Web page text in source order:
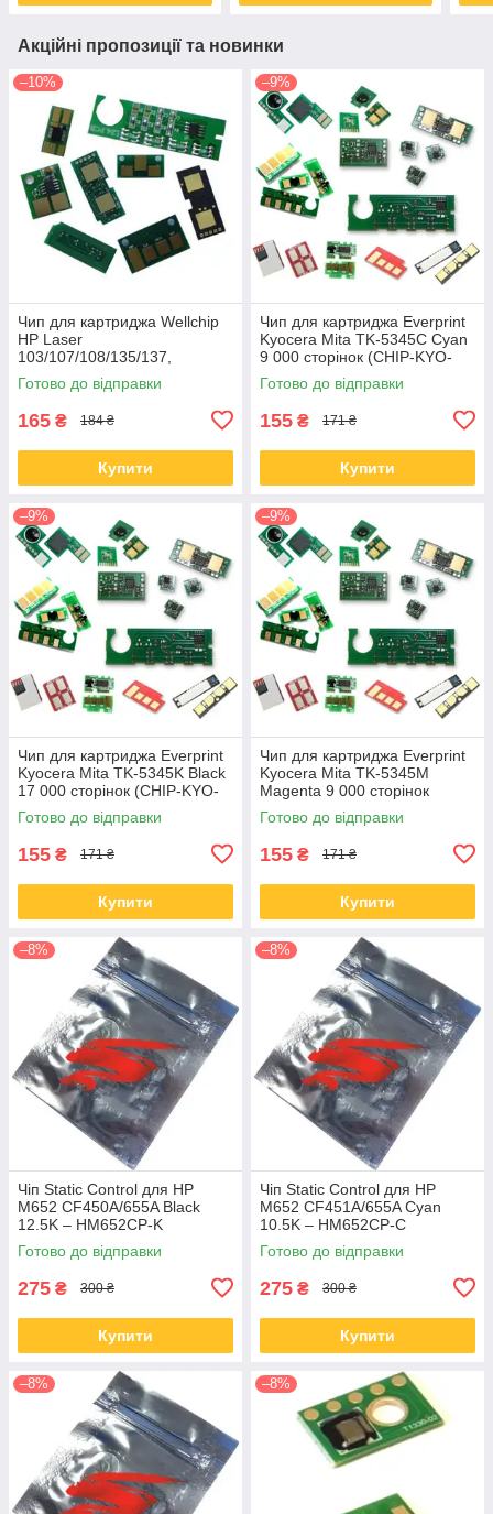
Акційні пропозиції та новинки
–10%
Чип для картриджа Wellchip
HP Laser
103/107/108/135/137,
W1106A, 1K (CHW1106A)
Готово до відправки
165 ₴ 184 ₴
Купити
–9%
Чип для картриджа Everprint
Kyocera Mita TK-5345C Cyan
9 000 сторінок (CHIP-KYO-
TK-5345C)
Готово до відправки
155 ₴ 171 ₴
Купити
–9%
Чип для картриджа Everprint
Kyocera Mita TK-5345K Black
17 000 сторінок (CHIP-KYO-
TK-5345K)
Готово до відправки
155 ₴ 171 ₴
Купити
–9%
Чип для картриджа Everprint
Kyocera Mita TK-5345M
Magenta 9 000 сторінок
(CHIP-KYO-TK-5345M)
Готово до відправки
155 ₴ 171 ₴
Купити
–8%
Чіп Static Control для HP
M652 CF450A/655A Black
12.5K – HM652CP-K
Готово до відправки
275 ₴ 300 ₴
Купити
–8%
Чіп Static Control для HP
M652 CF451A/655A Cyan
10.5K – HM652CP-C
Готово до відправки
275 ₴ 300 ₴
Купити
–8% –8%